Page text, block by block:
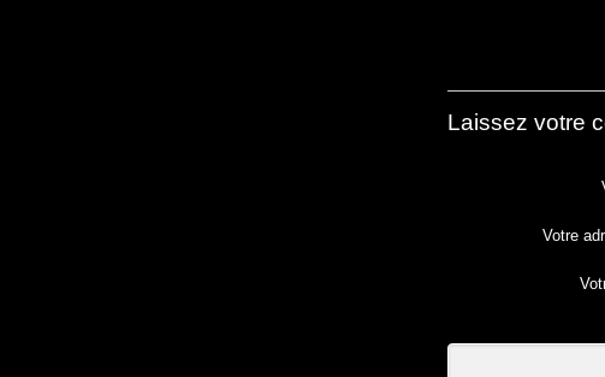
Laissez votre
Votre